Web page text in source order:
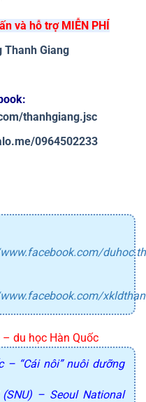
và hỗ trợ MIỄN PHÍ
Thanh Giang
thanhgiang.jsc
0964502233
du học Hàn Quốc
– “Cái nôi” nuôi dưỡng
– Seoul National